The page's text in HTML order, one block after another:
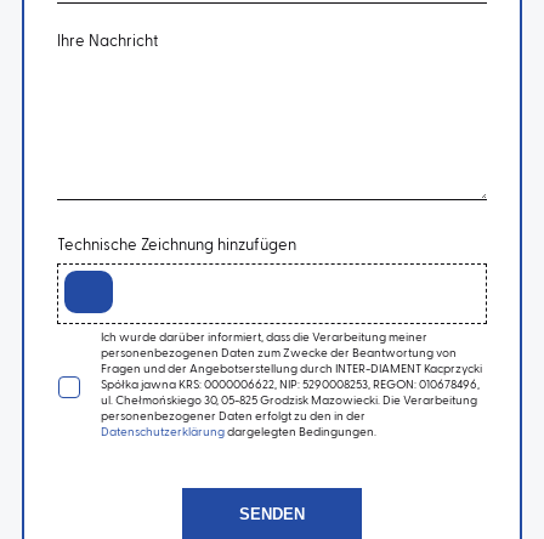
Ihre Nachricht
Technische Zeichnung hinzufügen
Ich wurde darüber informiert, dass die Verarbeitung meiner
personenbezogenen Daten zum Zwecke der Beantwortung von
Fragen und der Angebotserstellung durch INTER-DIAMENT Kacprzycki
Spółka jawna KRS: 0000006622, NIP: 5290008253, REGON: 010678496,
ul. Chełmońskiego 30, 05-825 Grodzisk Mazowiecki. Die Verarbeitung
personenbezogener Daten erfolgt zu den in der
Datenschutzerklärungdargelegten Bedingungen.